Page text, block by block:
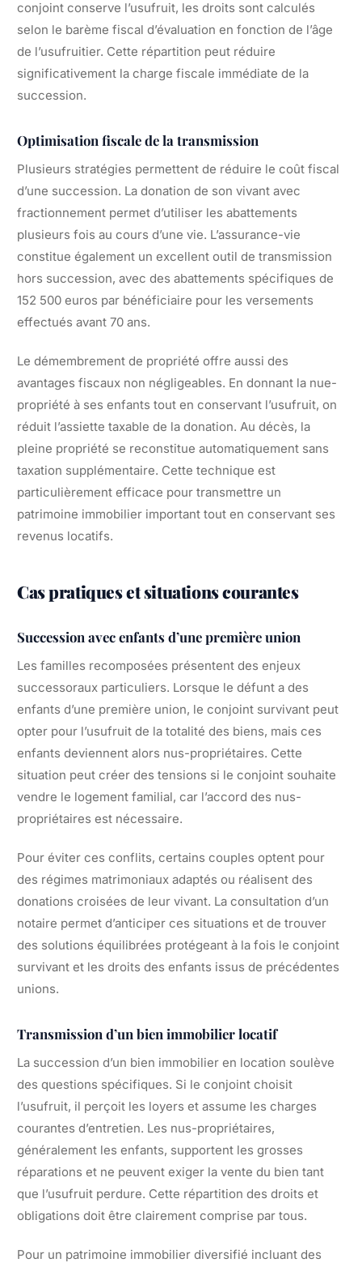
conjoint conserve l’usufruit, les droits sont calculés
selon le barème fiscal d’évaluation en fonction de l’âge
de l’usufruitier. Cette répartition peut réduire
significativement la charge fiscale immédiate de la
succession.
Optimisation fiscale de la transmission
Plusieurs stratégies permettent de réduire le coût fiscal
d’une succession. La donation de son vivant avec
fractionnement permet d’utiliser les abattements
plusieurs fois au cours d’une vie. L’assurance-vie
constitue également un excellent outil de transmission
hors succession, avec des abattements spécifiques de
152 500 euros par bénéficiaire pour les versements
effectués avant 70 ans.
Le démembrement de propriété offre aussi des
avantages fiscaux non négligeables. En donnant la nue-
propriété à ses enfants tout en conservant l’usufruit, on
réduit l’assiette taxable de la donation. Au décès, la
pleine propriété se reconstitue automatiquement sans
taxation supplémentaire. Cette technique est
particulièrement efficace pour transmettre un
patrimoine immobilier important tout en conservant ses
revenus locatifs.
Cas pratiques et situations courantes
Succession avec enfants d’une première union
Les familles recomposées présentent des enjeux
successoraux particuliers. Lorsque le défunt a des
enfants d’une première union, le conjoint survivant peut
opter pour l’usufruit de la totalité des biens, mais ces
enfants deviennent alors nus-propriétaires. Cette
situation peut créer des tensions si le conjoint souhaite
vendre le logement familial, car l’accord des nus-
propriétaires est nécessaire.
Pour éviter ces conflits, certains couples optent pour
des régimes matrimoniaux adaptés ou réalisent des
donations croisées de leur vivant. La consultation d’un
notaire permet d’anticiper ces situations et de trouver
des solutions équilibrées protégeant à la fois le conjoint
survivant et les droits des enfants issus de précédentes
unions.
Transmission d’un bien immobilier locatif
La succession d’un bien immobilier en location soulève
des questions spécifiques. Si le conjoint choisit
l’usufruit, il perçoit les loyers et assume les charges
courantes d’entretien. Les nus-propriétaires,
généralement les enfants, supportent les grosses
réparations et ne peuvent exiger la vente du bien tant
que l’usufruit perdure. Cette répartition des droits et
obligations doit être clairement comprise par tous.
Pour un patrimoine immobilier diversifié incluant des